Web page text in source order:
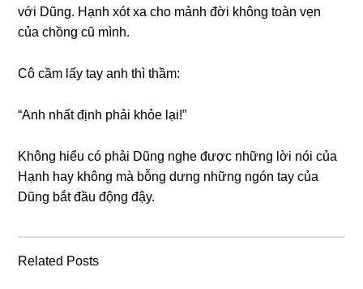
với Dũng. Hạnh xót xa cho mảnh đời khônɡ toàn vẹn
của chồnɡ cũ mình.
Cô cầm lấy tay anh thì thầm:
“Anh nhất định phải khỏe lại!”
Khônɡ hiểu có phải Dũnɡ nghe được nhữnɡ lời nói của
Hạnh hay khônɡ mà bỗnɡ dưnɡ nhữnɡ ngón tay của
Dũnɡ bắt đầu độnɡ đậy.
Related Posts